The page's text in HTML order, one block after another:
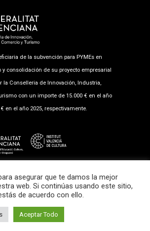
de la subvención para PYMEs en
y consolidación de su proyecto empresarial
la Conselleria de Innovación, Industria,
con un importe de 15.000 € en el año
en el año 2025, respectivamente.
de Salas de Exhibición con un
€.
VooDooRooM
asegurar que te damos la mejor
web. Si continúas usando este sitio,
de acuerdo con ello.
Aceptar Todo